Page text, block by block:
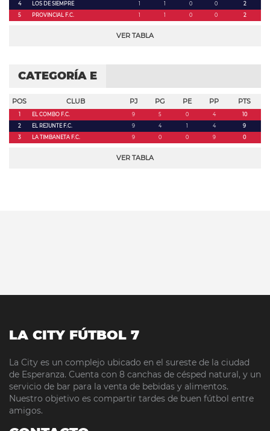
4
LOS DE SIEMPRE 1 1 0 0
2
5
PROVINCIAL F.C. 1 1 0 0 2
VER TABLA
CATEGORÍA E
POS CLUB PJ PG PE PP PTS
1 EL COMBO F.C. 9 5 0 4
10
2
EL REJUNTE F.C. 9 4 1 4
9
3
LA TIMBANETA F.C. 9 0 0 9 0
VER TABLA
LA CITY FÚTBOL 7
La City es un complejo ubicado en el sureste de la ciudad
de Esperanza. Cuenta con 8 canchas de césped natural, y un
servicio de bar para la venta de bebidas y alimentos.
Nuestro objetivo es compartir tardes de buen fútbol entre
amigos.